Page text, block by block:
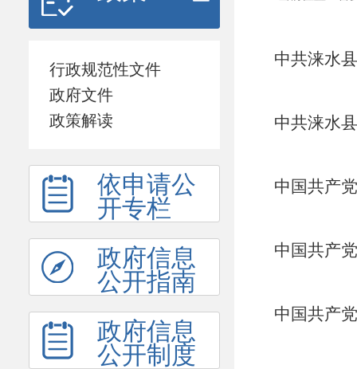
行政规范性文件
政府文件
政策解读
依申请公
开专栏
政府信息
公开指南
政府信息
公开制度
中共涞水
中共涞水
中国共产
中国共产
中国共产